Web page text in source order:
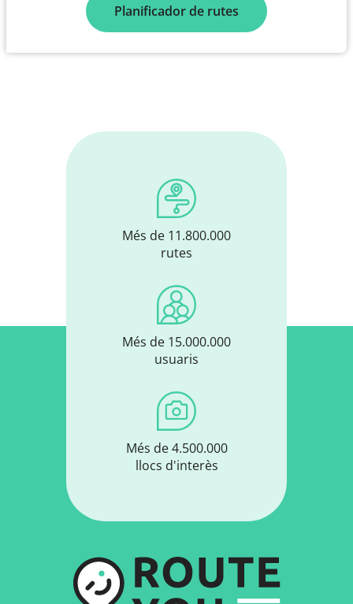
Planificador de rutes
Més de 11.800.000
rutes
Més de 15.000.000
usuaris
Més de 4.500.000
llocs d'interès